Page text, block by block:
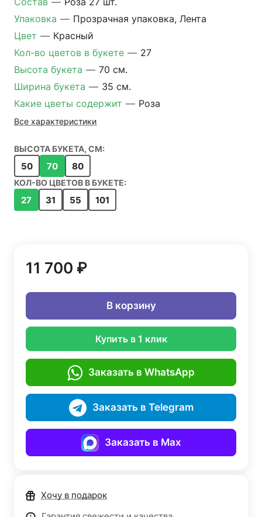
Упаковка — Прозрачная упаковка, Лента
Цвет — Красный
Кол-во цветов в букете — 27
Высота букета — 70 см.
Ширина букета — 35 см.
Какие цветы содержит — Роза
Все характеристики
ВЫСОТА БУКЕТА, СМ:
50 70 80
КОЛ-ВО ЦВЕТОВ В БУКЕТЕ:
27 31 55 101
11 700 ₽
В корзину
Купить в 1 клик
Заказать в WhatsApp
Заказать в Telegram
Заказать в Max
Хочу в подарок